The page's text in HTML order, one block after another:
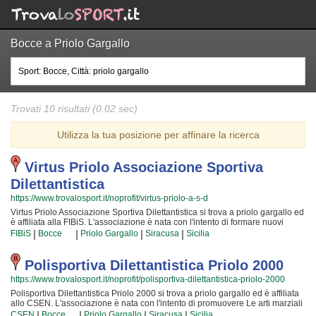
Bocce a Priolo Gargallo
Trovati 10 risultati (0.02 sec)
Utilizza la tua posizione per affinare la ricerca
Virtus Priolo Associazione Sportiva
Dilettantistica
https://www.trovalosport.it/noprofit/virtus-priolo-a-s-d
Virtus Priolo Associazione Sportiva Dilettantistica si trova a priolo gargallo ed
è affiliata alla FIBiS. L'associazione è nata con l'intento di formare nuovi
sportivi di bocce e metterli alla prova attraverso le competizioni cui
partecipiamo o che organizzano insieme alla FIBiS! Il tutto all'insegna della
assoluta sicurezza e... del divertimento! Certo, non tutti possono avere la
certezza di diventare dei campioni ma è certezza che chiunque possa avere
questa ambizione e coltivare i grandi sogni della Vita! Gli istruttori sono i più
preparati della Provincia ed hanno alle loro spalle anni ed anni di
competenze in questo mondo; per loro non c'è cosa migliore del crescere
nuove generazioni di atleti e mettere a disposizione la propria passione,
abilità... e i tanti trucchetti imparati in tutta una vita! Chi vuole fare oggi bocce
FIBiS | Bocce | Priolo Gargallo | Siracusa | Sicilia
Polisportiva Dilettantistica Priolo 2000
https://www.trovalosport.it/noprofit/polisportiva-dilettantistica-priolo-2000
Polisportiva Dilettantistica Priolo 2000 si trova a priolo gargallo ed è affiliata
allo CSEN. L'associazione è nata con l'intento di promuovere Le arti marziali
organizzando corsi per bambini, ragazzi e adulti. Se desiderate che vostro